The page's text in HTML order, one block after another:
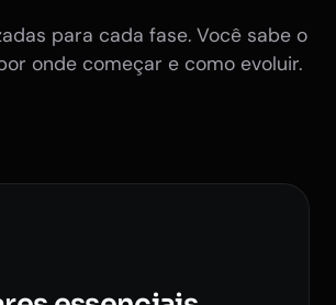
para cada fase. Você sabe o
onde começar e como evoluir.